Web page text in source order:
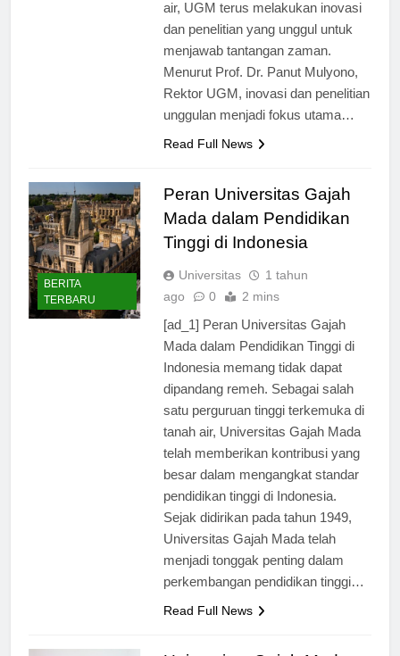
air, UGM terus melakukan inovasi
dan penelitian yang unggul untuk
menjawab tantangan zaman.
Menurut Prof. Dr. Panut Mulyono,
Rektor UGM, inovasi dan penelitian
BERITA
TERBARU
Peran Universitas Gajah
Mada dalam Pendidikan
Tinggi di Indonesia
Universitas
1 tahun
[ad_1] Peran Universitas Gajah
Mada dalam Pendidikan Tinggi di
Indonesia memang tidak dapat
dipandang remeh. Sebagai salah
satu perguruan tinggi terkemuka di
tanah air, Universitas Gajah Mada
telah memberikan kontribusi yang
besar dalam mengangkat standar
pendidikan tinggi di Indonesia.
Sejak didirikan pada tahun 1949,
Universitas Gajah Mada telah
menjadi tonggak penting dalam